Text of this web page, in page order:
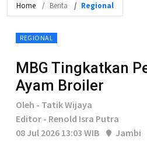
Home Berita Regional
REGIONAL
MBG Tingkatkan
Ayam Broiler
Oleh - Tatik Wijaya
Editor - Renold Isra Putra
08 Jul 2026 13:03 WIB
Jambi